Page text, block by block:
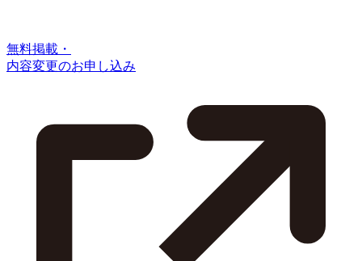
無料掲載・
内容変更のお申し込み